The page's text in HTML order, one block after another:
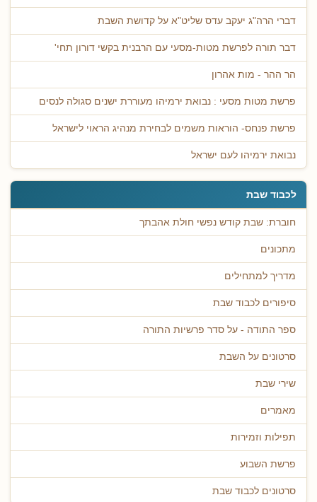
דברי הרה"ג יעקב עדס שליט"א על קדושת השבת
דבר תורה לפרשת מטות-מסעי עם הרבנית בקשי דורון תחי'
הר ההר - מות אהרון
פרשת מטות מסעי : נבואת ירמיהו מעוררת ישנים סגולה לנסים
פרשת פנחס- הוראות משמים לבחירת מנהיג הראוי לישראל
נבואת ירמיהו לעם ישראל
לכבוד שבת
חוברת: שבת קודש נפשי חולת אהבתך
מתכונים
מדריך למתחילים
סיפורים לכבוד שבת
ספר התודה - על סדר פרשיות התורה
סרטונים על השבת
שירי שבת
מאמרים
תפילות וזמירות
פרשת השבוע
סרטונים לכבוד שבת